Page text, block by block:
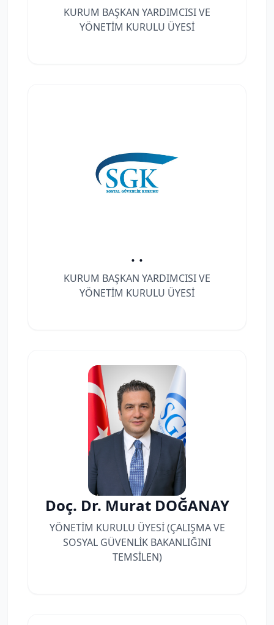
KURUM BAŞKAN YARDIMCISI VE
YÖNETİM KURULU ÜYESİ
. .
KURUM BAŞKAN YARDIMCISI VE
YÖNETİM KURULU ÜYESİ
Doç. Dr. Murat DOĞANAY
YÖNETİM KURULU ÜYESİ (ÇALIŞMA VE
SOSYAL GÜVENLİK BAKANLIĞINI
TEMSİLEN)